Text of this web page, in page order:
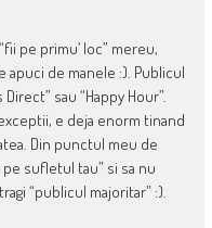
pe primu’ loc” mereu,
apuci de manele :). Publicul
sau “Happy Hour”.
e deja enorm tinand
Din punctul meu de
sufletul tau” si sa nu
“publicul majoritar” :).